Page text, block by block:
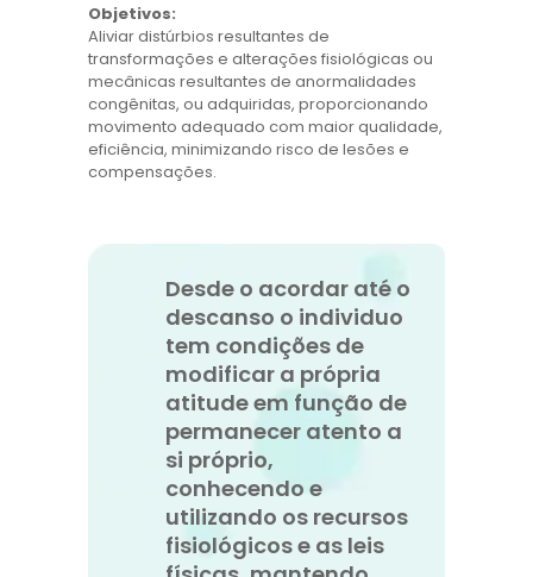
Objetivos:
Aliviar distúrbios resultantes de
transformações e alterações fisiológicas ou
mecânicas resultantes de anormalidades
congênitas, ou adquiridas, proporcionando
movimento adequado com maior qualidade,
eficiência, minimizando risco de lesões e
compensações.
Desde o acordar até o
descanso o individuo
tem condições de
modificar a própria
atitude em função de
permanecer atento a
si próprio,
conhecendo e
utilizando os recursos
fisiológicos e as leis